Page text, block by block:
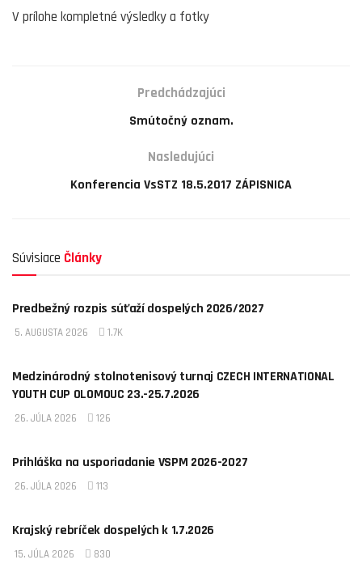
V prílohe kompletné výsledky a fotky
Predchádzajúci
Smútočný oznam.
Nasledujúci
Konferencia VsSTZ 18.5.2017 ZÁPISNICA
Súvisiace Články
AKTUALITY
Predbežný rozpis súťaží dospelých 2026/2027
5. AUGUSTA 2026 1.7K
Medzinárodný stolnotenisový turnaj CZECH INTERNATIONAL
YOUTH CUP OLOMOUC 23.-25.7.2026
26. JÚLA 2026 126
Prihláška na usporiadanie VSPM 2026-2027
26. JÚLA 2026 113
Krajský rebríček dospelých k 1.7.2026
15. JÚLA 2026 830